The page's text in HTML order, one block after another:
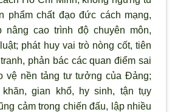
phẩm chất đạo đức cách mạng,
nâng cao trình độ chuyên môn,
phát huy vai trò nòng cốt, tiên
phản bác các quan điểm sai
vệ nền tảng tư tưởng của Đảng;
khăn, gian khổ, hy sinh, tận tụy
cảm trong chiến đấu, lập nhiều